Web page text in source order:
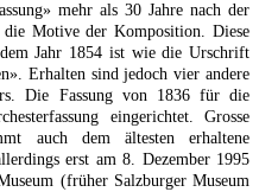
mehr als 30 Jahre nach der
Motive der Komposition. Diese
Jahr 1854 ist wie die Urschrift
Erhalten sind jedoch vier andere
Die Fassung von 1836 für die
eingerichtet. Grosse
auch dem ältesten erhaltene
erst am 8. Dezember 1995
(früher Salzburger Museum